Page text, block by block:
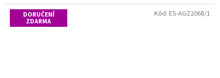
DORUČENÍ
ZDARMA
Kód: ES-AGZ2068/1